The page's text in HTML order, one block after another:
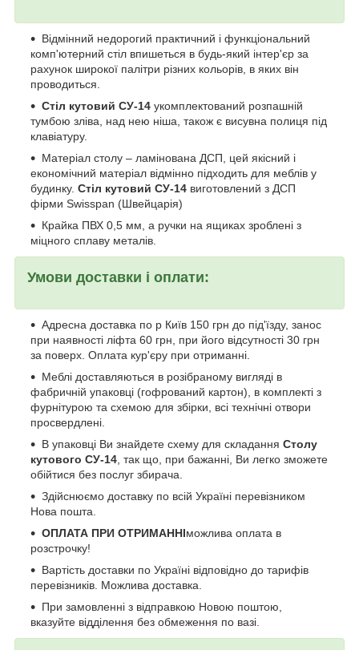
Відмінний недорогий практичний і функціональний
комп'ютерний стіл впишеться в будь-який інтер'єр за
рахунок широкої палітри різних кольорів, в яких він
проводиться.
Стіл кутовий СУ-14 укомплектований розпашній
тумбою зліва, над нею ніша, також є висувна полиця під
клавіатуру.
Матеріал столу – ламінована ДСП, цей якісний і
економічний матеріал відмінно підходить для меблів у
будинку. Стіл кутовий СУ-14 виготовлений з ДСП
фірми Swisspan (Швейцарія)
Крайка ПВХ 0,5 мм, а ручки на ящиках зроблені з
міцного сплаву металів.
Умови доставки і оплати:
Адресна доставка по р Київ 150 грн до під'їзду, занос
при наявності ліфта 60 грн, при його відсутності 30 грн
за поверх. Оплата кур'єру при отриманні.
Меблі доставляються в розібраному вигляді в
фабричній упаковці (гофрований картон), в комплекті з
фурнітурою та схемою для збірки, всі технічні отвори
просвердлені.
В упаковці Ви знайдете схему для складання Столу
кутового СУ-14, так що, при бажанні, Ви легко зможете
обійтися без послуг збирача.
Здійснюємо доставку по всій Україні перевізником
Нова пошта.
ОПЛАТА ПРИ ОТРИМАННІможлива оплата в
розстрочку!
Вартість доставки по Україні відповідно до тарифів
перевізників. Можлива доставка.
При замовленні з відправкою Новою поштою,
вказуйте відділення без обмеження по вазі.